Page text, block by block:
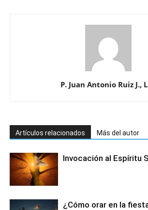
P. Juan Antonio Ruiz J.,
Artículos relacionados Más del autor
Invocación al Espíritu
¿Cómo orar en la